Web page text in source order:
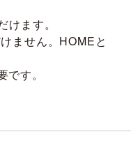
ます。
ません。HOMEと
す。